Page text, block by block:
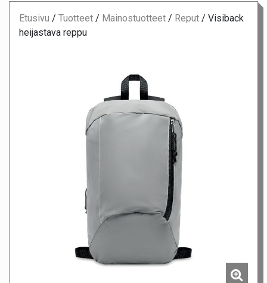
Etusivu / Tuotteet / Mainostuotteet / Reput / Visiback
heijastava reppu